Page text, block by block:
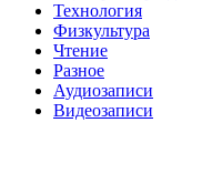
Технология
Физкультура
Чтение
Разное
Аудиозаписи
Видеозаписи